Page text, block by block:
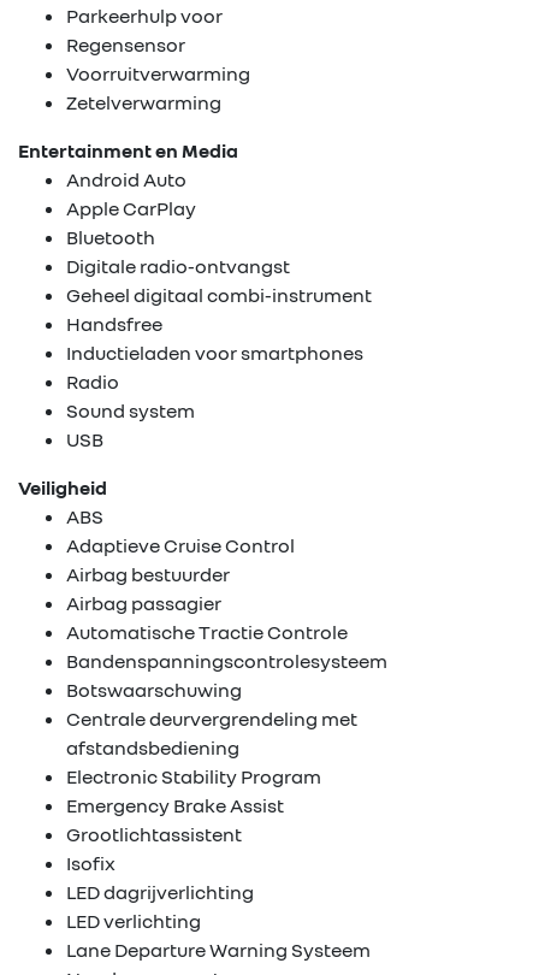
Home
Tweedehands
Stock wagens
Parkeerhulp voor
Regensensor
Voorruitverwarming
Zetelverwarming
Entertainment en Media
Android Auto
Apple CarPlay
Bluetooth
Digitale radio-ontvangst
Geheel digitaal combi-instrument
Handsfree
Inductieladen voor smartphones
Radio
Sound system
USB
Veiligheid
ABS
Adaptieve Cruise Control
Airbag bestuurder
Airbag passagier
Automatische Tractie Controle
Bandenspanningscontrolesysteem
Botswaarschuwing
Centrale deurvergrendeling met
afstandsbediening
Electronic Stability Program
Emergency Brake Assist
Grootlichtassistent
Isofix
LED dagrijverlichting
LED verlichting
Lane Departure Warning Systeem